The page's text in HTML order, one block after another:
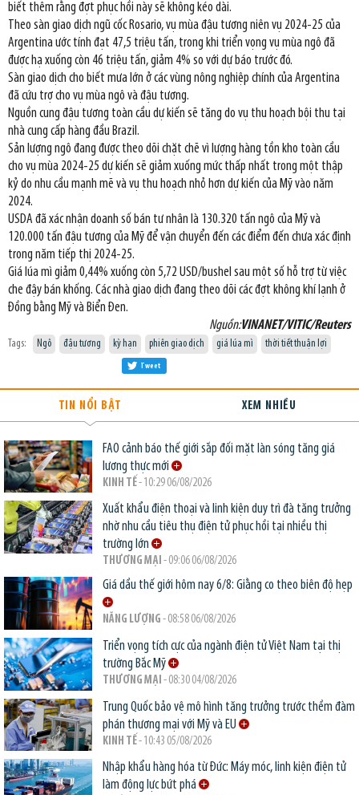
biết thêm rằng đợt phục hồi này sẽ không kéo dài.
Theo sàn giao dịch ngũ cốc Rosario, vụ mùa đậu tương niên vụ 2024-25 của
Argentina ước tính đạt 47,5 triệu tấn, trong khi triển vọng vụ mùa ngô đã
được hạ xuống còn 46 triệu tấn, giảm 4% so với dự báo trước đó.
Sàn giao dịch cho biết mưa lớn ở các vùng nông nghiệp chính của Argentina
đã cứu trợ cho vụ mùa ngô và đậu tương.
Nguồn cung đậu tương toàn cầu dự kiến sẽ tăng do vụ thu hoạch bội thu tại
nhà cung cấp hàng đầu Brazil.
Sản lượng ngô đang được theo dõi chặt chẽ vì lượng hàng tồn kho toàn cầu
cho vụ mùa 2024-25 dự kiến sẽ giảm xuống mức thấp nhất trong một thập
kỷ do nhu cầu mạnh mẽ và vụ thu hoạch nhỏ hơn dự kiến của Mỹ vào năm
2024.
USDA đã xác nhận doanh số bán tư nhân là 130.320 tấn ngô của Mỹ và
120.000 tấn đậu tương của Mỹ để vận chuyển đến các điểm đến chưa xác định
trong năm tiếp thị 2024-25.
Giá lúa mì giảm 0,44% xuống còn 5,72 USD/bushel sau một số hỗ trợ từ việc
che đậy bán khống. Các nhà giao dịch đang theo dõi các đợt không khí lạnh ở
Đồng bằng Mỹ và Biển Đen.
Nguồn:VINANET/VITIC/Reuters
Tags: Ngô đậu tương kỳ hạn phiên giao dịch giá lúa mì thời tiết thuận lợi
Tweet
TIN NỔI BẬT XEM NHIỀU
FAO cảnh báo thế giới sắp đối mặt làn sóng tăng giá
lương thực mới
KINH TẾ- 10:29 06/08/2026
Xuất khẩu điện thoại và linh kiện duy trì đà tăng trưởng
nhờ nhu cầu tiêu thụ điện tử phục hồi tại nhiều thị
trường lớn
THƯƠNG MẠI - 09:06 06/08/2026
Giá dầu thế giới hôm nay 6/8: Giằng co theo biên độ hẹp
NĂNG LƯỢNG - 08:58 06/08/2026
Triển vọng tích cực của ngành điện tử Việt Nam tại thị
trường Bắc Mỹ
THƯƠNG MẠI - 08:30 04/08/2026
Trung Quốc bảo vệ mô hình tăng trưởng trước thềm đàm
phán thương mại với Mỹ và EU
KINH TẾ- 10:43 05/08/2026
Nhập khẩu hàng hóa từ Đức: Máy móc, linh kiện điện tử
làm động lực bứt phá